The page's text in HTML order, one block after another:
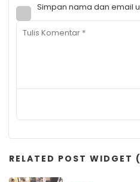
Simpan nama dan email
RELATED POST WIDGET